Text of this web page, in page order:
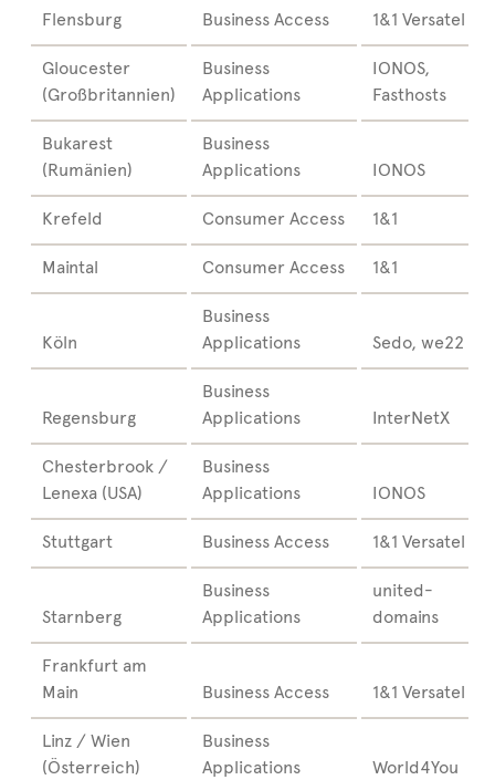
Flensburg Business Access 1&1 Versatel
Gloucester
(Großbritannien)
Business
Applications
IONOS,
Fasthosts
Bukarest
(Rumänien)
Business
Applications
IONOS
Krefeld Consumer Access 1&1
Maintal Consumer Access 1&1
Köln
Business
Applications
Sedo, we22
Regensburg
Business
Applications
InterNetX
Chesterbrook /
Lenexa (USA)
Business
Applications
IONOS
Stuttgart Business Access 1&1 Versatel
Starnberg
Business
Applications
united-
domains
Frankfurt am
Main
Business Access 1&1 Versatel
Linz / Wien
(Österreich)
Business
Applications
World4You